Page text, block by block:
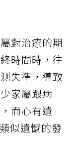
對治療的期
時間時，往
失準，導致
家屬跟病
而心有遺
似遺憾的發